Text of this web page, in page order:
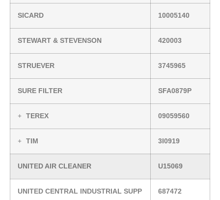
SICARD 10005140
STEWART & STEVENSON 420003
STRUEVER 3745965
SURE FILTER SFA0879P
TEREX 09059560
TIM 3I0919
UNITED AIR CLEANER U15069
UNITED CENTRAL INDUSTRIAL SUPP 687472